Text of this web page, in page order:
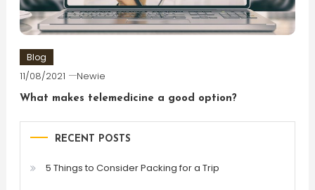
Blog
11/08/2021 Newie
What makes telemedicine a good option?
RECENT POSTS
5 Things to Consider Packing for a Trip